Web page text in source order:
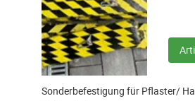
Sonderbefestigung für Pflaster/